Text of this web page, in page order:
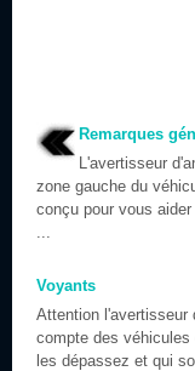
Remarques
L'avertisseur
zone gauche du
conçu pour vous
...
Voyants
Attention l'avertisseur
compte des
les dépassez et qui